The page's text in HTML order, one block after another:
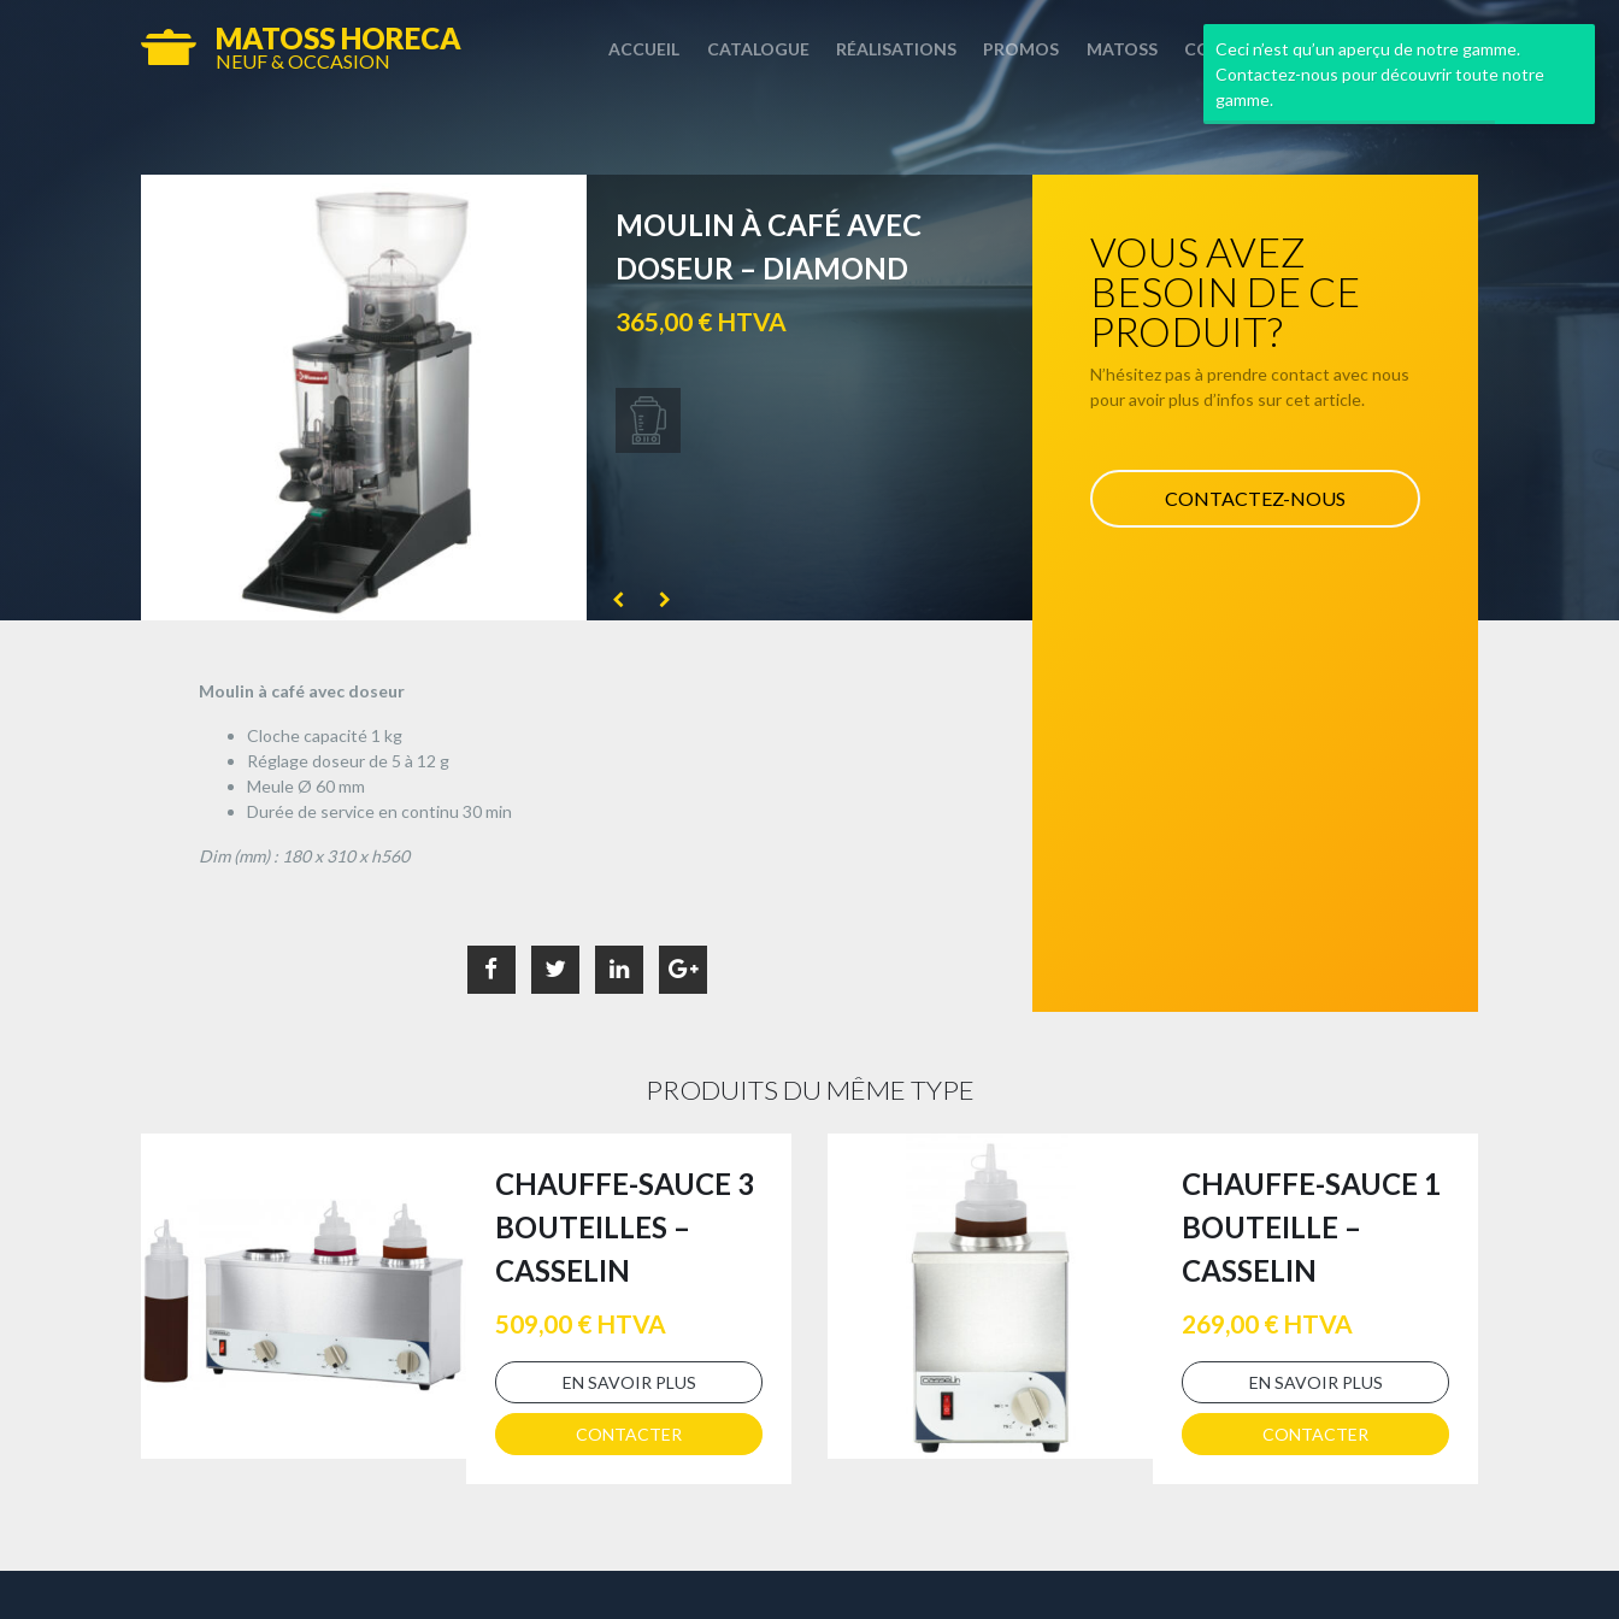
MATOSS HORECA
NEUF & OCCASION
ACCUEIL CATALOGUE RÉALISATIONS PROMOS MATOSS CONTACT
MOULIN À CAFÉ AVEC
DOSEUR – DIAMOND
365,00 € HTVA
Moulin à café avec doseur
Cloche capacité 1 kg
Réglage doseur de 5 à 12 g
Meule Ø 60 mm
Durée de service en continu 30 min
Dim (mm) : 180 x 310 x h560
VOUS AVEZ
BESOIN DE CE
PRODUIT?
N’hésitez pas à prendre contact avec nous
pour avoir plus d’infos sur cet article.
CONTACTEZ-NOUS
PRODUITS DU MÊME TYPE
CHAUFFE-SAUCE 3
BOUTEILLES –
CASSELIN
509,00 € HTVA
EN SAVOIR PLUS
CONTACTER
CHAUFFE-SAUCE 1
BOUTEILLE –
CASSELIN
269,00 € HTVA
EN SAVOIR PLUS
CONTACTER
Ceci n’est qu’un aperçu de notre gamme.
Contactez-nous pour découvrir toute notre
gamme.